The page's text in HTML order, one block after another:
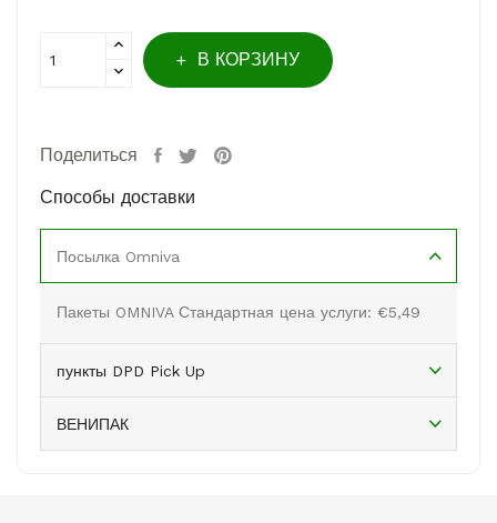
В КОРЗИНУ
Поделиться
Способы доставки
Посылка Omniva
Пакеты OMNIVA Стандартная цена услуги: €5,49
пункты DPD Pick Up
ВЕНИПАК